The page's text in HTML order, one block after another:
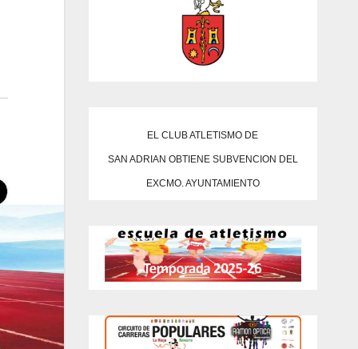
EL CLUB ATLETISMO DE
SAN ADRIAN OBTIENE SUBVENCION DEL
EXCMO. AYUNTAMIENTO